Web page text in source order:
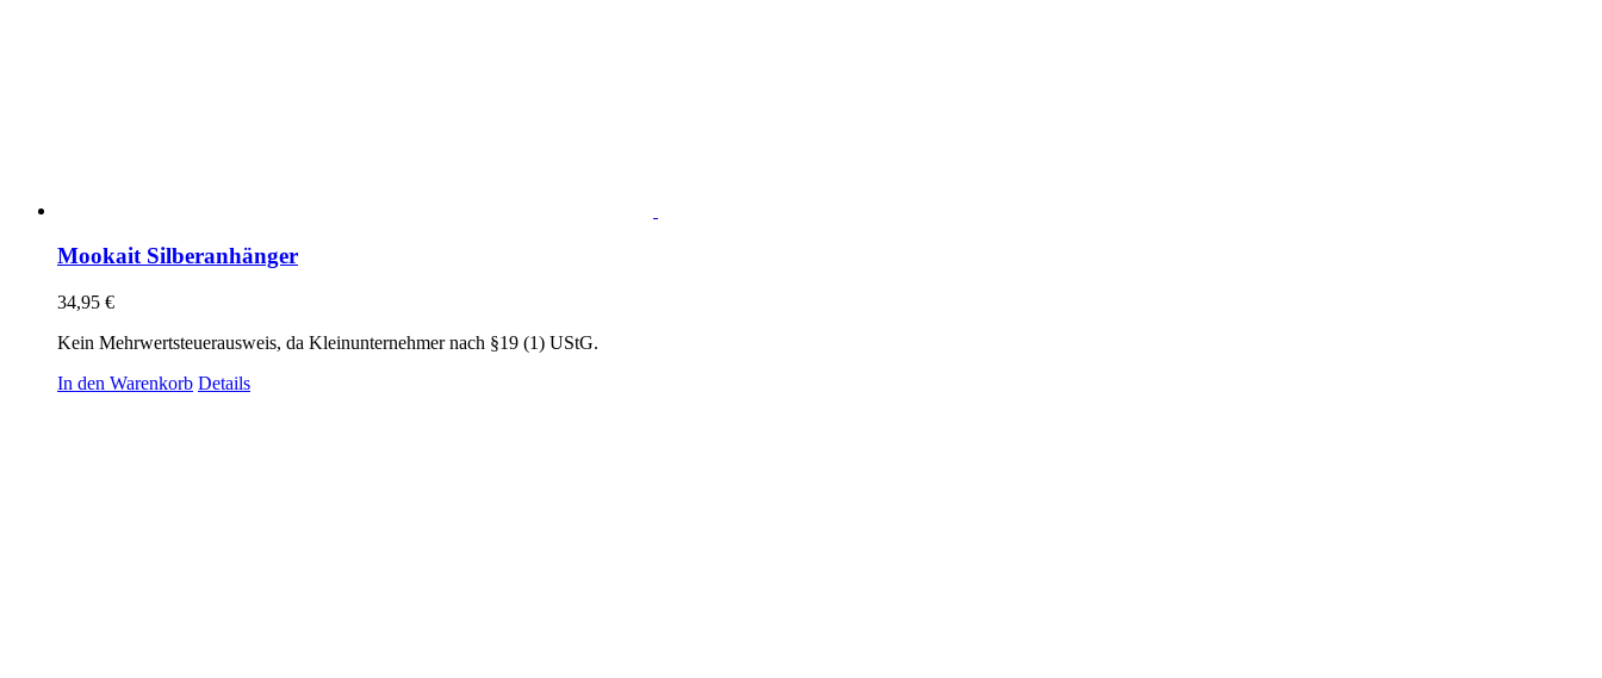
Mookait Silberanhänger
34,95 €
Kein Mehrwertsteuerausweis, da Kleinunternehmer nach §19 (1) UStG.
In den Warenkorb Details